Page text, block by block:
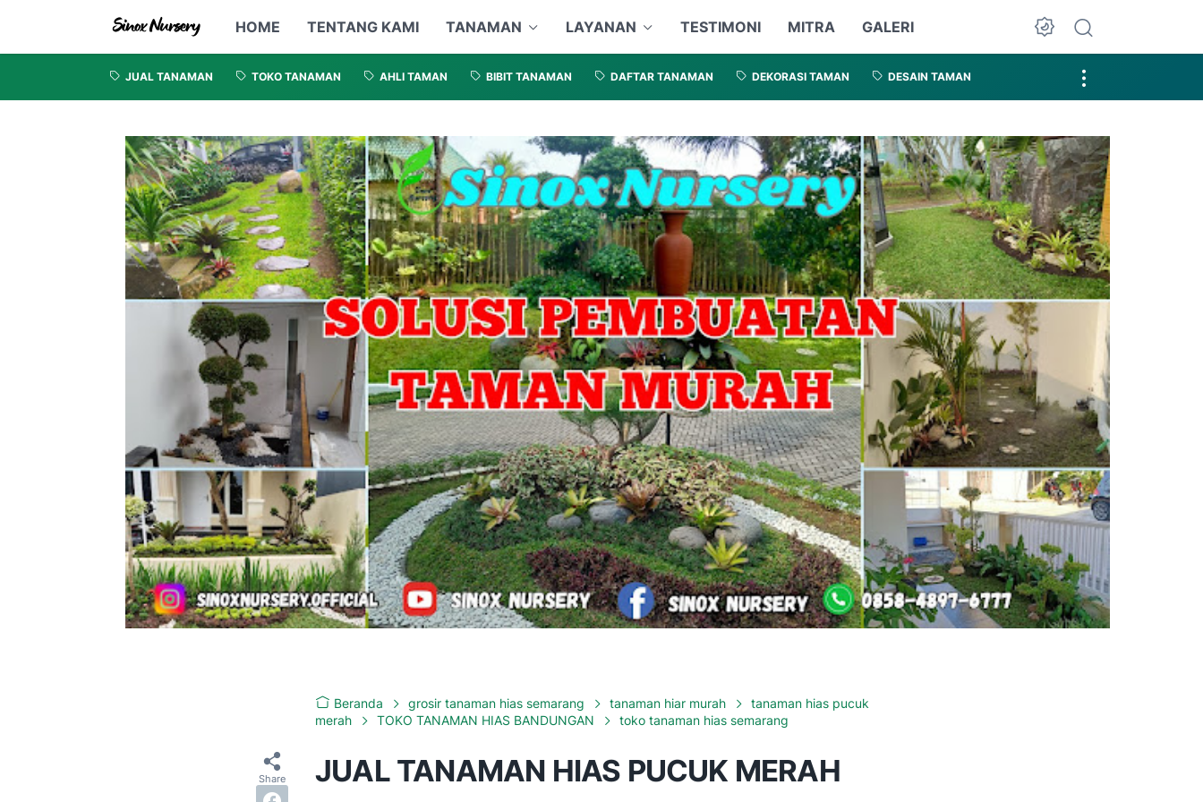
HOME TENTANG KAMI TANAMAN LAYANAN TESTIMONI MITRA GALERI
JUAL TANAMAN TOKO TANAMAN AHLI TAMAN BIBIT TANAMAN DAFTAR TANAMAN DEKORASI TAMAN DESAIN TAMAN
Beranda grosir tanaman hias semarang tanaman hiar murah
tanaman hias pucuk
merah
TOKO TANAMAN HIAS BANDUNGAN toko tanaman hias semarang
JUAL TANAMAN HIAS PUCUK MERAH